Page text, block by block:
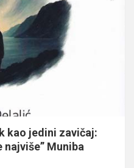
kao jedini zavičaj:
najviše” Muniba